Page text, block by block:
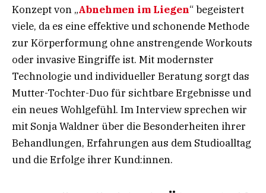
Konzept von „Abnehmen im Liegen“ begeistert
viele, da es eine effektive und schonende Methode
zur Körperformung ohne anstrengende Workouts
oder invasive Eingriffe ist. Mit modernster
Technologie und individueller Beratung sorgt das
Mutter-Tochter-Duo für sichtbare Ergebnisse und
ein neues Wohlgefühl. Im Interview sprechen wir
mit Sonja Waldner über die Besonderheiten ihrer
Behandlungen, Erfahrungen aus dem Studioalltag
und die Erfolge ihrer Kund:innen.